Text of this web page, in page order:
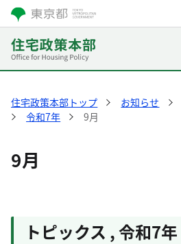
住宅政策本部トップ お知らせ
令和7年
9月
9月
トピックス ,令和7年